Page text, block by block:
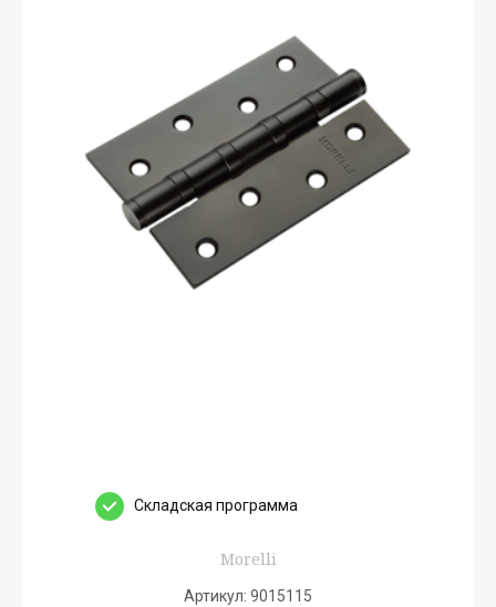
Cкладская программа
Morelli
Артикул: 9015115